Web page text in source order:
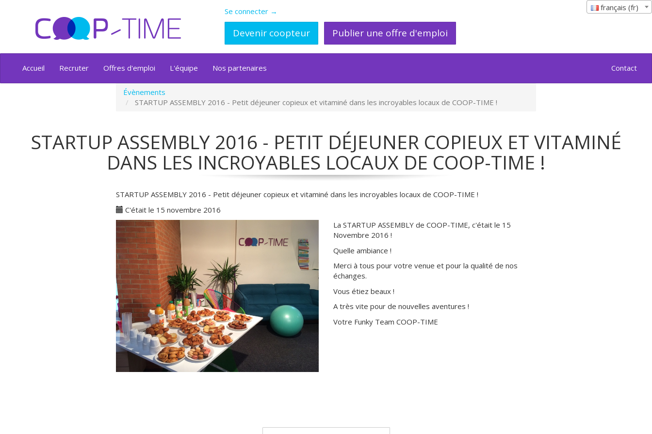
Se connecter →
Devenir coopteur Publier une offre d'emploi
français (fr)
Accueil Recruter Offres d'emploi L'équipe Nos partenaires Contact
Évènements
STARTUP ASSEMBLY 2016 - Petit déjeuner copieux et vitaminé dans les incroyables locaux de COOP-TIME !
STARTUP ASSEMBLY 2016 - PETIT DÉJEUNER COPIEUX ET VITAMINÉ
DANS LES INCROYABLES LOCAUX DE COOP-TIME !
STARTUP ASSEMBLY 2016 - Petit déjeuner copieux et vitaminé dans les incroyables locaux de COOP-TIME !
C'était le 15 novembre 2016
La STARTUP ASSEMBLY de COOP-TIME, c'était le 15
Novembre 2016 !
Quelle ambiance !
Merci à tous pour votre venue et pour la qualité de nos
échanges.
Vous étiez beaux !
A très vite pour de nouvelles aventures !
Votre Funky Team COOP-TIME